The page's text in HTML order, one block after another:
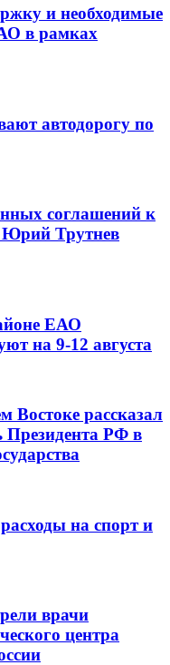
и необходимые
в рамках
автодорогу по
соглашений к
Трутнев
ЕАО
на 9-12 августа
рассказал
Президента РФ в
на спорт и
врачи
центра